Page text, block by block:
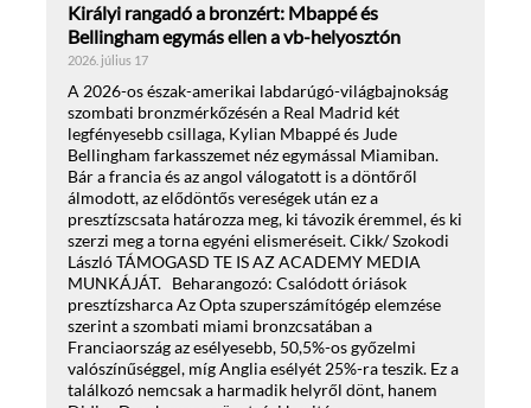
Királyi rangadó a bronzért: Mbappé és
Bellingham egymás ellen a vb-helyosztón
2026. július 17
A 2026-os észak-amerikai labdarúgó-világbajnokság
szombati bronzmérkőzésén a Real Madrid két
legfényesebb csillaga, Kylian Mbappé és Jude
Bellingham farkasszemet néz egymással Miamiban.
Bár a francia és az angol válogatott is a döntőről
álmodott, az elődöntős vereségek után ez a
presztízscsata határozza meg, ki távozik éremmel, és ki
szerzi meg a torna egyéni elismeréseit. Cikk/ Szokodi
László TÁMOGASD TE IS AZ ACADEMY MEDIA
MUNKÁJÁT. Beharangozó: Csalódott óriások
presztízsharca Az Opta szuperszámítógép elemzése
szerint a szombati miami bronzcsatában a
Franciaország az esélyesebb, 50,5%-os győzelmi
valószínűséggel, míg Anglia esélyét 25%-ra teszik. Ez a
találkozó nemcsak a harmadik helyről dönt, hanem